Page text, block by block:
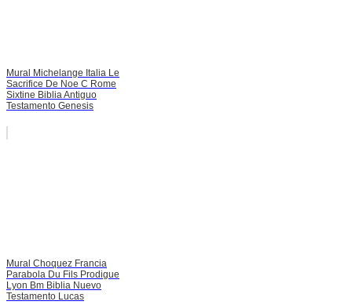
Mural Michelange Italia Le
Sacrifice De Noe C Rome
Sixtine Biblia Antiguo
Testamento Genesis
Mural Choquez Francia
Parabola Du Fils Prodigue
Lyon Bm Biblia Nuevo
Testamento Lucas